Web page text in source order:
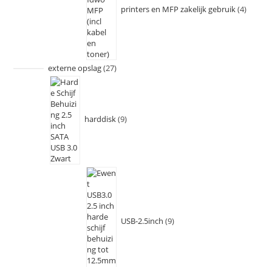
printers en MFP zakelijk gebruik 4
externe opslag 27
harddisk 9
USB-2.5inch 9